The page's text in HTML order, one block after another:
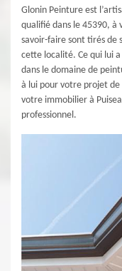
Glonin Peinture est
qualifié dans le 45390, à
savoir-faire sont tirés de
cette localité. Ce qui lui
dans le domaine de
à lui pour votre projet de
votre immobilier à
professionnel.